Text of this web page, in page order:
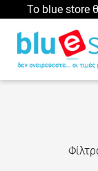
Το blue store